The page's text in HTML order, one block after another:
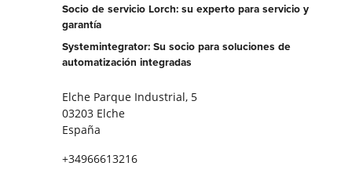
Socio de servicio Lorch: su experto para servicio y
garantía
Systemintegrator: Su socio para soluciones de
automatización integradas
Elche Parque Industrial, 5
03203 Elche
España
+34966613216